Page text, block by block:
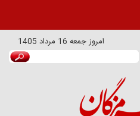
امروزجمعه 16 مرداد 1405